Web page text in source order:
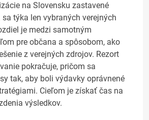
na Slovensku zastavené
týka len vybraných verejných
je medzi samotným
pre občana a spôsobom, ako
z verejných zdrojov. Rezort
pokračuje, pričom sa
tak, aby boli výdavky oprávnené
Cieľom je získať čas na
výsledkov.